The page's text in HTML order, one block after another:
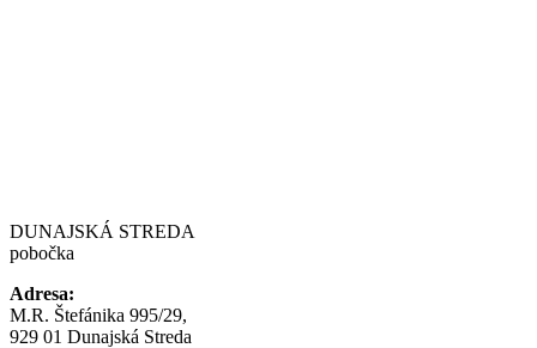
DUNAJSKÁ STREDA
pobočka
Adresa:
M.R. Štefánika 995/29,
929 01 Dunajská Streda